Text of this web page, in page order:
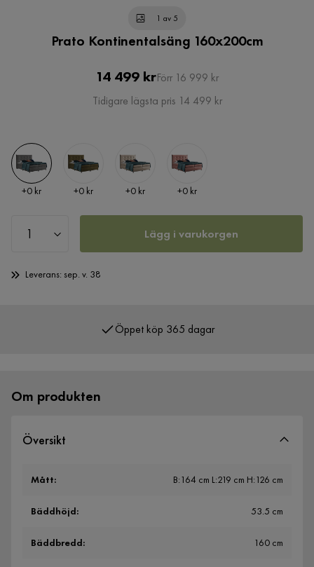
1 av 5
Prato Kontinentalsäng 160x200cm
Pris
14 499 krOriginal
Pris
Förr 16 999 kr
Tidigare lägsta pris 14 499 kr
Pris
+0 kr Pris
+0 kr Pris
+0 kr Pris
+0 kr
Lägg i varukorgen
Leverans: sep. v. 38
Öppet köp 365 dagar
Om produkten
Översikt
Mått: B:164 cm L:219 cm H:126 cm
Bäddhöjd: 53.5 cm
Bäddbredd: 160 cm